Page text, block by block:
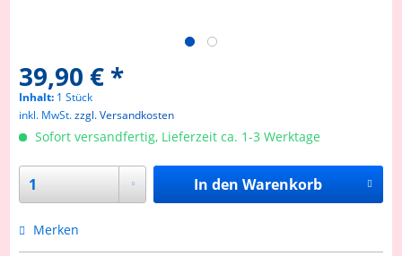
39,90 € *
Inhalt: 1 Stück
inkl. MwSt.zzgl. Versandkosten
Sofort versandfertig, Lieferzeit ca. 1-3 Werktage
In den Warenkorb
Merken